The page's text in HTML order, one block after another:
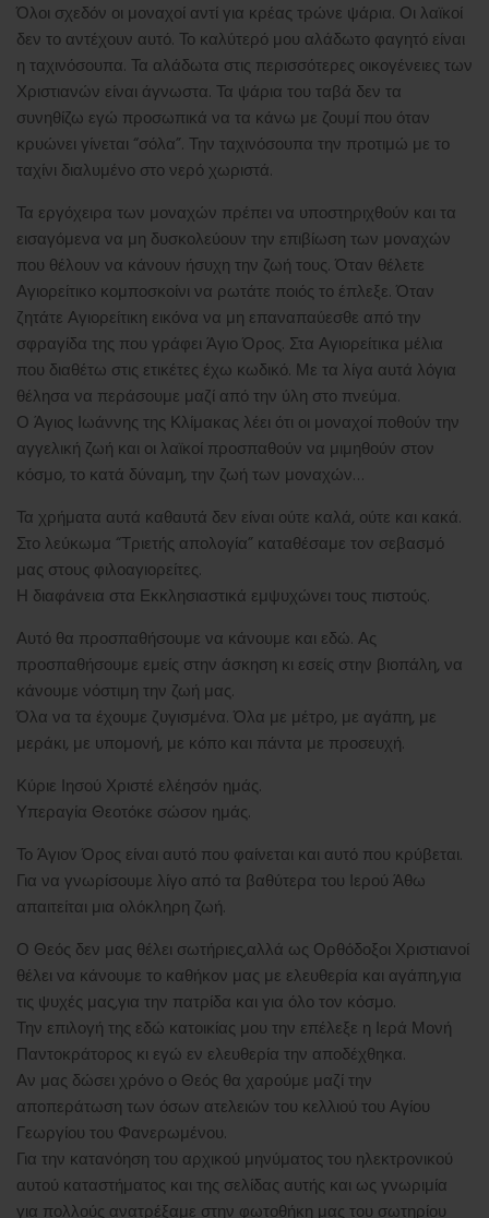
Όλοι σχεδόν οι μοναχοί αντί για κρέας τρώνε ψάρια. Οι λαϊκοί
δεν το αντέχουν αυτό. Το καλύτερό μου αλάδωτο φαγητό είναι
η ταχινόσουπα. Τα αλάδωτα στις περισσότερες οικογένειες των
Χριστιανών είναι άγνωστα. Τα ψάρια του ταβά δεν τα
συνηθίζω εγώ προσωπικά να τα κάνω με ζουμί που όταν
κρυώνει γίνεται “σόλα”. Την ταχινόσουπα την προτιμώ με το
ταχίνι διαλυμένο στο νερό χωριστά.
Τα εργόχειρα των μοναχών πρέπει να υποστηριχθούν και τα
εισαγόμενα να μη δυσκολεύουν την επιβίωση των μοναχών
που θέλουν να κάνουν ήσυχη την ζωή τους. Όταν θέλετε
Αγιορείτικο κομποσκοίνι να ρωτάτε ποιός το έπλεξε. Όταν
ζητάτε Αγιορείτικη εικόνα να μη επαναπαύεσθε από την
σφραγίδα της που γράφει Άγιο Όρος. Στα Αγιορείτικα μέλια
που διαθέτω στις ετικέτες έχω κωδικό. Με τα λίγα αυτά λόγια
θέλησα να περάσουμε μαζί από την ύλη στο πνεύμα.
Ο Άγιος Ιωάννης της Κλίμακας λέει ότι οι μοναχοί ποθούν την
αγγελική ζωή και οι λαϊκοί προσπαθούν να μιμηθούν στον
κόσμο, το κατά δύναμη, την ζωή των μοναχών…
Τα χρήματα αυτά καθαυτά δεν είναι ούτε καλά, ούτε και κακά.
Στο λεύκωμα “Τριετής απολογία” καταθέσαμε τον σεβασμό
μας στους φιλοαγιορείτες.
Η διαφάνεια στα Εκκλησιαστικά εμψυχώνει τους πιστούς.
Αυτό θα προσπαθήσουμε να κάνουμε και εδώ. Ας
προσπαθήσουμε εμείς στην άσκηση κι εσείς στην βιοπάλη, να
κάνουμε νόστιμη την ζωή μας.
Όλα να τα έχουμε ζυγισμένα. Όλα με μέτρο, με αγάπη, με
μεράκι, με υπομονή, με κόπο και πάντα με προσευχή.
Κύριε Ιησού Χριστέ ελέησόν ημάς.
Υπεραγία Θεοτόκε σώσον ημάς.
Το Άγιον Όρος είναι αυτό που φαίνεται και αυτό που κρύβεται.
Για να γνωρίσουμε λίγο από τα βαθύτερα του Ιερού Άθω
απαιτείται μια ολόκληρη ζωή.
Ο Θεός δεν μας θέλει σωτήριες,αλλά ως Ορθόδοξοι Χριστιανοί
θέλει να κάνουμε το καθήκον μας με ελευθερία και αγάπη,για
τις ψυχές μας,για την πατρίδα και για όλο τον κόσμο.
Την επιλογή της εδώ κατοικίας μου την επέλεξε η Ιερά Μονή
Παντοκράτορος κι εγώ εν ελευθερία την αποδέχθηκα.
Αν μας δώσει χρόνο ο Θεός θα χαρούμε μαζί την
αποπεράτωση των όσων ατελειών του κελλιού του Αγίου
Γεωργίου του Φανερωμένου.
Για την κατανόηση του αρχικού μηνύματος του ηλεκτρονικού
αυτού καταστήματος και της σελίδας αυτής και ως γνωριμία
για πολλούς ανατρέξαμε στην φωτοθήκη μας του σωτηρίου